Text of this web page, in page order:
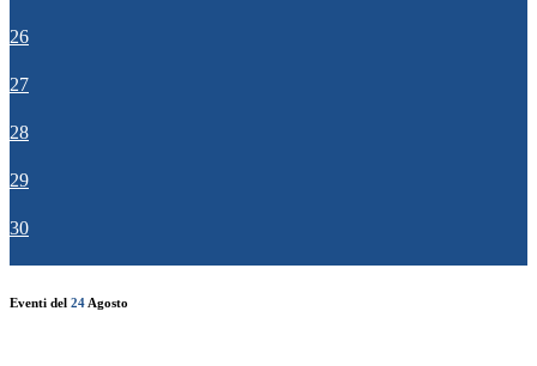
26
27
28
29
30
Eventi del 24 Agosto